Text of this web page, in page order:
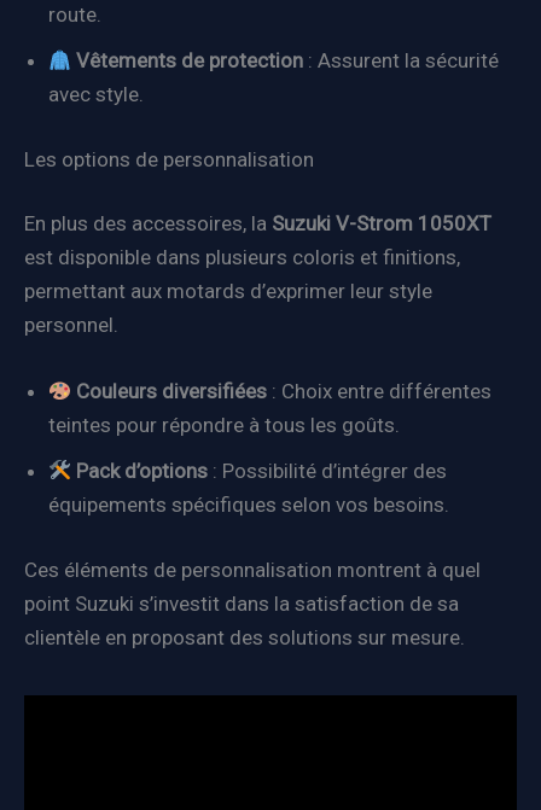
route.
Vêtements de protection : Assurent la sécurité
avec style.
Les options de personnalisation
En plus des accessoires, la Suzuki V-Strom 1050XT
est disponible dans plusieurs coloris et finitions,
permettant aux motards d’exprimer leur style
personnel.
Couleurs diversifiées : Choix entre différentes
teintes pour répondre à tous les goûts.
Pack d’options : Possibilité d’intégrer des
équipements spécifiques selon vos besoins.
Ces éléments de personnalisation montrent à quel
point Suzuki s’investit dans la satisfaction de sa
clientèle en proposant des solutions sur mesure.